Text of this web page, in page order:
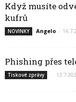
Když musíte
kufrů
NOVINKY Angelo -
Phishing přes
Tiskové zprávy -